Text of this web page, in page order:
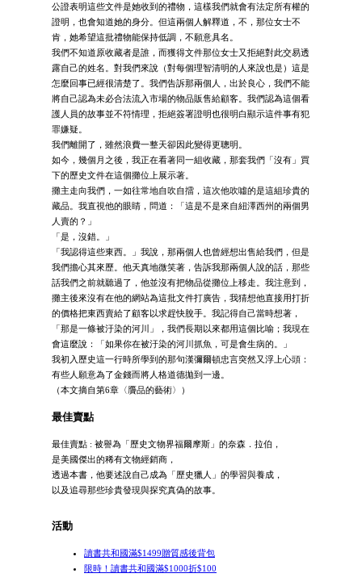
公證表明這些文件是她收到的禮物，這樣我們就會有法定所有權的
證明，也會知道她的身分。但這兩個人解釋道，不，那位女士不
肯，她希望這批禮物能保持低調，不願意具名。
我們不知道原收藏者是誰，而獲得文件那位女士又拒絕對此交易透
露自己的姓名。對我們來說（對每個理智清明的人來說也是）這是
怎麼回事已經很清楚了。我們告訴那兩個人，出於良心，我們不能
將自己認為未必合法流入市場的物品販售給顧客。我們認為這個看
護人員的故事並不符情理，拒絕簽署證明也很明白顯示這件事有犯
罪嫌疑。
我們離開了，雖然浪費一整天卻因此變得更聰明。
如今，幾個月之後，我正在看著同一組收藏，那套我們「沒有」買
下的歷史文件在這個攤位上展示著。
攤主走向我們，一如往常地自吹自擂，這次他吹噓的是這組珍貴的
藏品。我直視他的眼睛，問道：「這是不是來自紐澤西州的兩個男
人賣的？」
「是，沒錯。」
「我認得這些東西。」我說，那兩個人也曾經想出售給我們，但是
我們擔心其來歷。他天真地微笑著，告訴我那兩個人說的話，那些
話我們之前就聽過了，他並沒有把物品從攤位上移走。我注意到，
攤主後來沒有在他的網站為這批文件打廣告，我猜想他直接用打折
的價格把東西賣給了顧客以求趕快脫手。我記得自己當時想著，
「那是一條被汙染的河川」，我們長期以來都用這個比喻；我現在
會這麼說：「如果你在被汙染的河川抓魚，可是會生病的。」
我初入歷史這一行時所學到的那句漢彌爾頓忠言突然又浮上心頭：
有些人願意為了金錢而將人格道德拋到一邊。
（本文摘自第6章〈贗品的藝術〉）
最佳賣點
最佳賣點 : 被譽為「歷史文物界福爾摩斯」的奈森．拉伯，
是美國傑出的稀有文物經銷商，
透過本書，他要述說自己成為「歷史獵人」的學習與養成，
以及追尋那些珍貴發現與探究真偽的故事。
活動
讀書共和國滿$1499贈質感後背包
限時！讀書共和國滿$1000折$100